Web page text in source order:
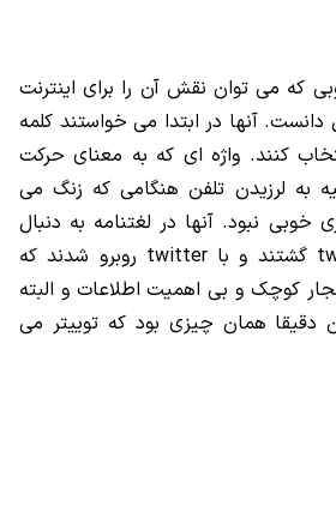
که می توان نقش آن را برای اینترنت
آنها در ابتدا می خواستند کلمه
کنند. واژه ای که به معنای حرکت
به لرزیدن تلفن هنگامی که زنگ می
خوبی نبود. آنها در لغتنامه به دنبال
گشتند و باtwitter روبرو شدند که
کوچک و بی اهمیت اطلاعات و البته
دقیقا همان چیزی بود که توییتر می